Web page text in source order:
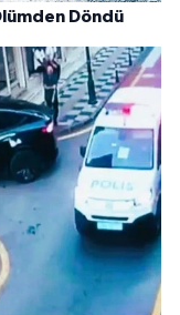
Döndü